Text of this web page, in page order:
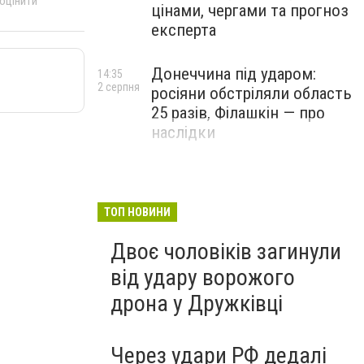
цінами, чергами та прогноз
експерта
Донеччина під ударом:
росіяни обстріляли область
25 разів, Філашкін — про
наслідки
14:35
2 серпня
ТОП НОВИНИ
Двоє чоловіків загинули
від удару ворожого
дрона у Дружківці
Через удари РФ дедалі